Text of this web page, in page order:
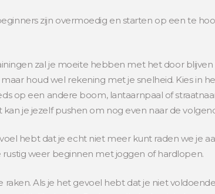
zijn overmoedig en starten op een te
zal je moeite hebben met het door
houd wel rekening met je snelheid. Kies in
op een andere boom, lantaarnpaal of
je jezelf pushen om nog even naar de
hebt dat je echt niet meer kunt raden we je
weer beginnen met joggen of hardlopen.
raken. Als je het gevoel hebt dat je niet